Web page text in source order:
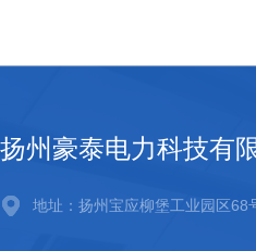
扬州豪泰电力科技有
地址：扬州宝应柳堡工业园区68